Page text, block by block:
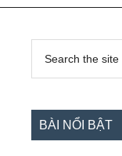
Sidebar
chính
...
BÀI NỔI BẬT